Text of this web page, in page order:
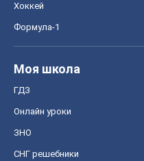
Хоккей
Формула-1
Моя школа
ГДЗ
Онлайн уроки
ЗНО
СНГ решебники